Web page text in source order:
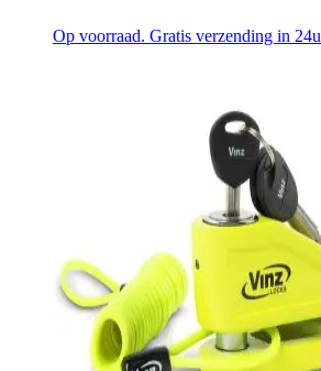
Op voorraad. Gratis verzending in 24u